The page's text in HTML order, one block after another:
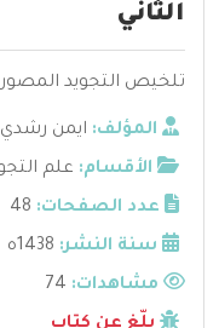
الثاني
تلخيص التجويد
المؤلف: ايمن
الأقسام: علم
عدد الصفحات: 48
سنة النشر: 1438ه
مشاهدات: